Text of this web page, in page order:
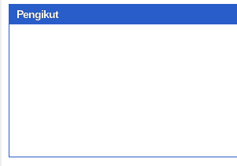
Pengikut